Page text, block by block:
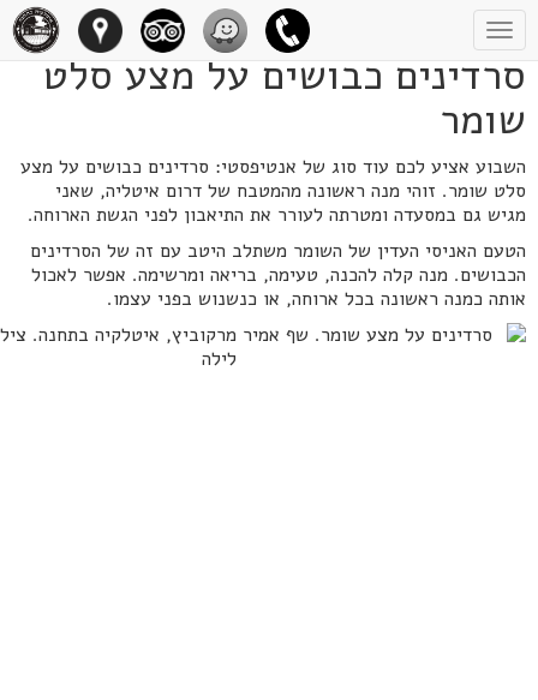
Toggle
navigation
סרדינים כבושים על מצע סלט
שומר
השבוע אציע לכם עוד סוג של אנטיפסטי: סרדינים כבושים על מצע
סלט שומר. זוהי מנה ראשונה מהמטבח של דרום איטליה, שאני
מגיש גם במסעדה ומטרתה לעורר את התיאבון לפני הגשת הארוחה.
הטעם האניסי העדין של השומר משתלב היטב עם זה של הסרדינים
הכבושים. מנה קלה להכנה, טעימה, בריאה ומרשימה. אפשר לאכול
אותה כמנה ראשונה בכל ארוחה, או כנשנוש בפני עצמו.